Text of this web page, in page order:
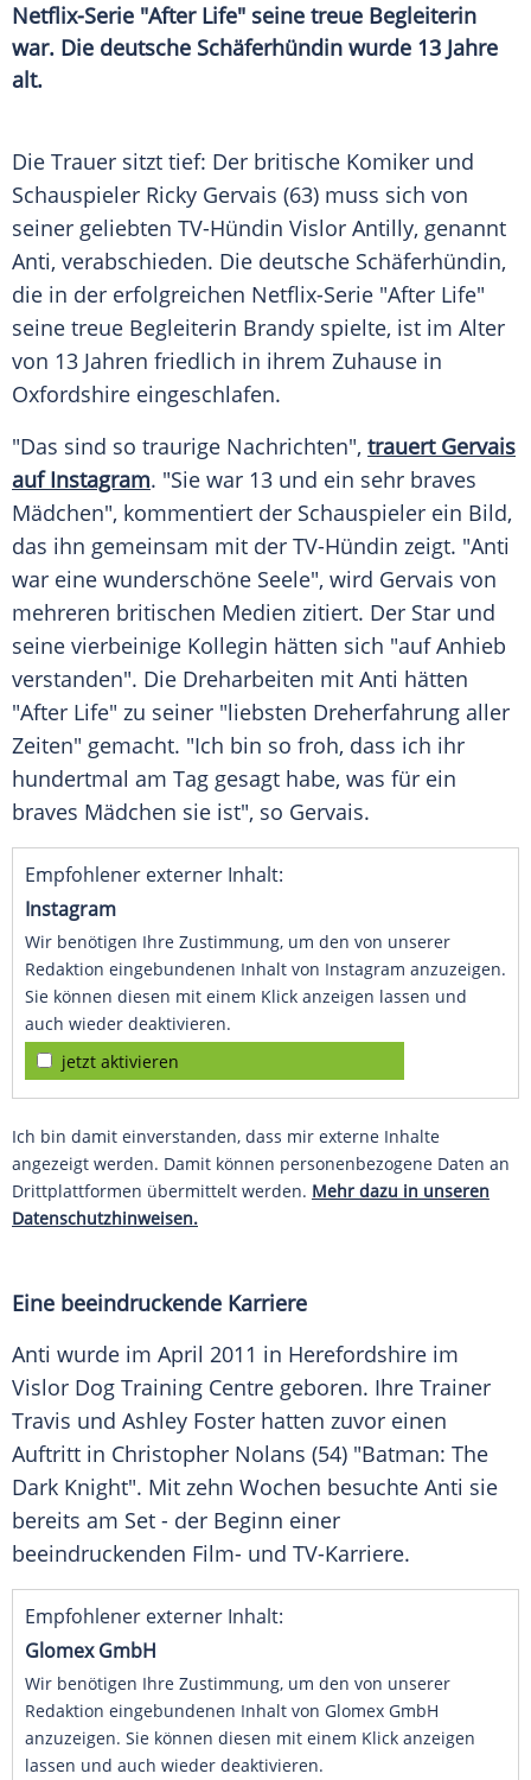
Netflix-Serie "After Life" seine treue Begleiterin
war. Die deutsche Schäferhündin wurde 13 Jahre
alt.
Die Trauer sitzt tief: Der britische Komiker und
Schauspieler Ricky Gervais (63) muss sich von
seiner geliebten TV-Hündin Vislor Antilly, genannt
Anti, verabschieden. Die deutsche Schäferhündin,
die in der erfolgreichen Netflix-Serie "After Life"
seine treue Begleiterin Brandy spielte, ist im Alter
von 13 Jahren friedlich in ihrem Zuhause in
Oxfordshire eingeschlafen.
"Das sind so traurige Nachrichten", trauert Gervais
auf Instagram. "Sie war 13 und ein sehr braves
Mädchen", kommentiert der Schauspieler ein Bild,
das ihn gemeinsam mit der TV-Hündin zeigt. "Anti
war eine wunderschöne Seele", wird Gervais von
mehreren britischen Medien zitiert. Der Star und
seine vierbeinige Kollegin hätten sich "auf Anhieb
verstanden". Die Dreharbeiten mit Anti hätten
"After Life" zu seiner "liebsten Dreherfahrung aller
Zeiten" gemacht. "Ich bin so froh, dass ich ihr
hundertmal am Tag gesagt habe, was für ein
braves Mädchen sie ist", so Gervais.
Empfohlener externer Inhalt:
Instagram
Wir benötigen Ihre Zustimmung, um den von unserer
Redaktion eingebundenen Inhalt von Instagram anzuzeigen.
Sie können diesen mit einem Klick anzeigen lassen und
auch wieder deaktivieren.
jetzt aktivieren
Ich bin damit einverstanden, dass mir externe Inhalte
angezeigt werden. Damit können personenbezogene Daten an
Drittplattformen übermittelt werden. Mehr dazu in unseren
Datenschutzhinweisen.
Eine beeindruckende Karriere
Anti wurde im April 2011 in Herefordshire im
Vislor Dog Training Centre geboren. Ihre Trainer
Travis und Ashley Foster hatten zuvor einen
Auftritt in Christopher Nolans (54) "Batman: The
Dark Knight". Mit zehn Wochen besuchte Anti sie
bereits am Set - der Beginn einer
beeindruckenden Film- und TV-Karriere.
Empfohlener externer Inhalt:
Glomex GmbH
Wir benötigen Ihre Zustimmung, um den von unserer
Redaktion eingebundenen Inhalt von Glomex GmbH
anzuzeigen. Sie können diesen mit einem Klick anzeigen
lassen und auch wieder deaktivieren.